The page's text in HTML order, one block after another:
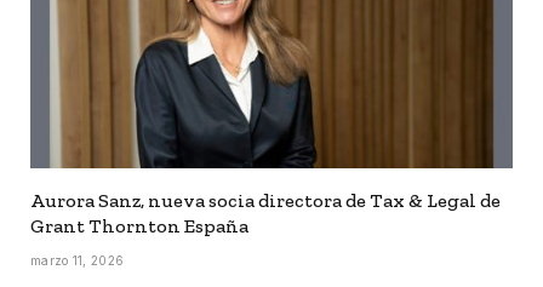
Aurora Sanz, nueva socia directora de Tax & Legal de
Grant Thornton España
marzo 11, 2026